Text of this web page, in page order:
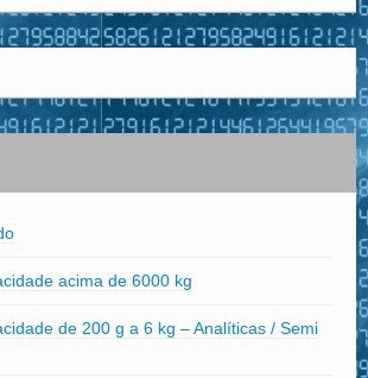
acima de 6000 kg
de 200 g a 6 kg – Analíticas / Semi